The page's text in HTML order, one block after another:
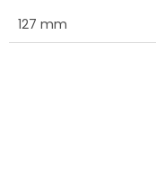
podporu slinění.
127 mm